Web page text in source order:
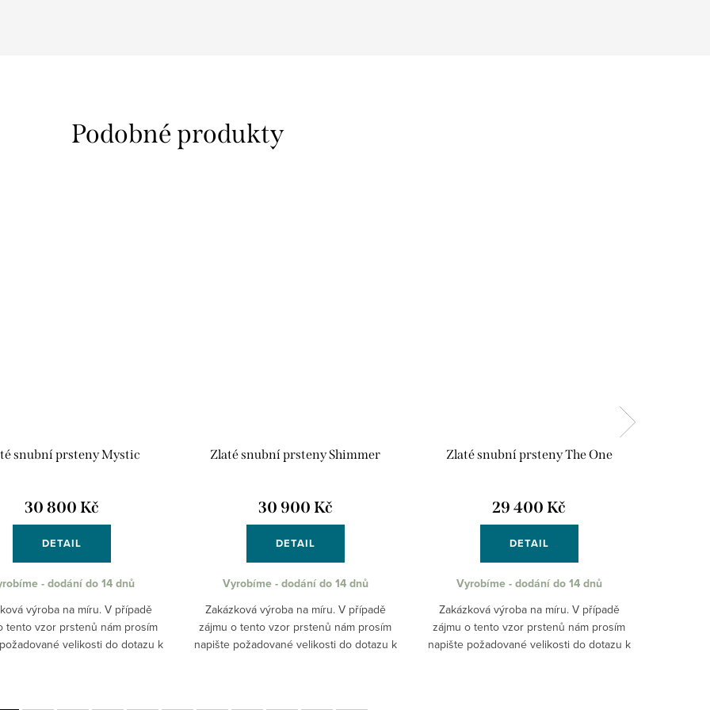
snubní prsteny Mystic
30 800 Kč
DETAIL
- dodání do 14 dnů
výroba na míru. V případě
tento vzor prstenů nám prosím
velikosti do dotazu k
Zlaté snubní prsteny Shimmer
30 900 Kč
DETAIL
Vyrobíme - dodání do 14 dnů
Zakázková výroba na míru. V případě
zájmu o tento vzor prstenů nám prosím
napište požadované velikosti do dotazu k
Zlaté snubní prsteny The One
29 400 Kč
DETAIL
Vyrobíme - dodání do 14 dnů
Zakázková výroba na míru. V případě
zájmu o tento vzor prstenů nám prosím
napište požadované velikosti do dotazu k